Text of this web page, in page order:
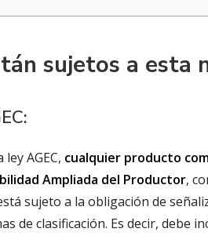
sujetos a esta
AGEC, cualquier producto
Ampliada del Productor,
sujeto a la obligación de
de clasificación. Es decir, debe